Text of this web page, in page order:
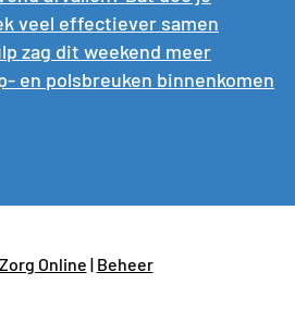
veel effectiever samen
zag dit weekend meer
en polsbreuken binnenkomen
Online | Beheer